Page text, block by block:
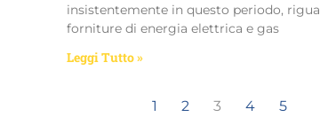
insistentemente in questo periodo,
forniture di energia elettrica e gas
Leggi Tutto »
1 2 3 4 5